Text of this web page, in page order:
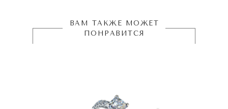
ВАМ ТАКЖЕ МОЖЕТ
ПОНРАВИТСЯ